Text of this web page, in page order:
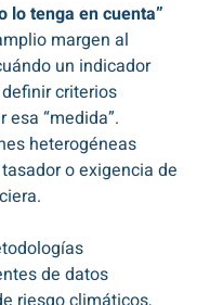
lo tenga en cuenta”
margen al
un indicador
criterios
“medida”.
heterogéneas
o exigencia de
de datos